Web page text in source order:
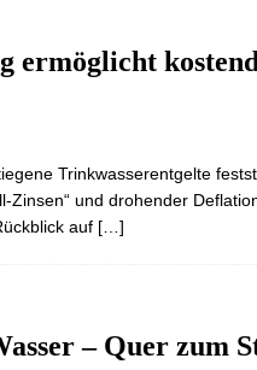
ermöglicht
Trinkwasserentgelte
Zinsen“ und drohender
auf […]
– Quer zum